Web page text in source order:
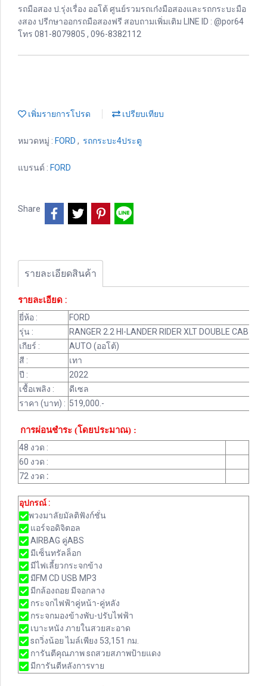
รถมือสอง ป.รุ่งเรื่อง ออโต้ ศูนย์รวมรถเก๋งมือสองและรถกระบะมือ
งสอง ปรีกษาออกรถมือสองฟรี สอบถามเพิ่มเติม LINE ID : @por64
โทร 081-8079805 , 096-8382112
เพิ่มรายการโปรด เปรียบเทียบ
หมวดหมู่ : FORD , รถกระบะ4ประตู
แบรนด์ : FORD
Share
รายละเอียดสินค้า
รายละเอียด :
ยี่ห้อ :
FORD
รุ่น :
RANGER 2.2 HI-LANDER RIDER XLT DOUBLE CAB
เกียร์ :
AUTO (ออโต้)
สี :
เทา
ปี :
2022
เชื้อเพลิง :
ดีเซล
ราคา (บาท) : 519,000.-
การผ่อนชำระ (โดยประมาณ) :
48 งวด :
60 งวด :
72 งวด :
อุปกรณ์ :
พวงมาลัยมัลติฟังก์ชั่น
แอร์จอดิจิตอล
AIRBAG คู่ABS
มีเซ็นทรัลล็อก
มีไฟเลี้ยวกระจกข้าง
มีFM CD USB MP3
มีกล้องถอย มีจอกลาง
กระจกไฟฟ้าคู่หน้า-คู่หลัง
กระจกมองข้างพับ-ปรับไฟฟ้า
เบาะหนัง ภายในสวยสะอาด
sถวิ่งน้อย ไมล์เพียง 53,151 กม.
การันตีคุณภาพ sถสวยสภาพป้ายแดง
มีการันตีหลังการvาย